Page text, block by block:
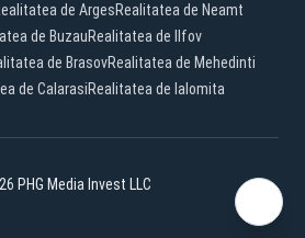
de ArgesRealitatea de Neamt
de BuzauRealitatea de Ilfov
de BrasovRealitatea de Mehedinti
de CalarasiRealitatea de Ialomita
PHG Media Invest LLC